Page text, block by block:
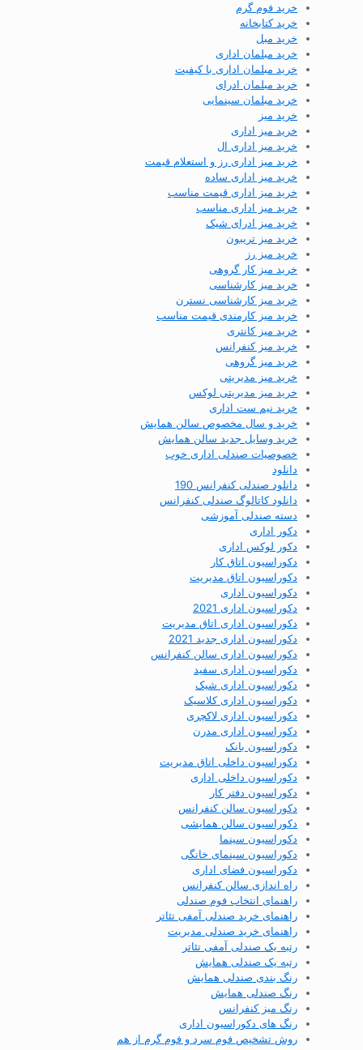
خرید فوم گرم
خرید کتابخانه
خرید مبل
خرید مبلمان اداری
خرید مبلمان اداری با کیفیت
خرید مبلمان ادرای
خرید مبلمان سینمایی
خرید میز
خرید میز اداری
خرید میز اداری ال
خرید میز اداری رز و استعلام قیمت
خرید میز اداری ساده
خرید میز اداری قیمت مناسب
خرید میز اداری مناسب
خرید میز ادرای شیک
خرید میز تریبون
خرید میز رز
خرید میز کار گروهی
خرید میز کارشناسی
خرید میز کارشناسی نسترن
خرید میز کارمندی قیمت مناسب
خرید میز کانتری
خرید میز کنفرانس
خرید میز گروهی
خرید میز مدیریتی
خرید میز مدیریتی لوکس
خرید نیم ست اداری
خرید و سال مخصوص سالن همایش
خرید وسایل جدید سالن همایش
خصوصیات صندلی اداری خوب
دانلود
دانلود صندلی کنفرانس 190
دانلود کاتالوگ صندلی کنفرانس
دسته صندلی آموزشی
دکور اداری
دکور لوکس اداری
دکوراسیون اتاق کار
دکوراسیون اتاق مدیریت
دکوراسیون اداری
دکوراسیون اداری 2021
دکوراسیون اداری اتاق مدیریت
دکوراسیون اداری جدید 2021
دکوراسیون اداری سالن کنفرانس
دکوراسیون اداری سفید
دکوراسیون اداری شیک
دکوراسیون اداری کلاسیک
دکوراسیون اداری لاکچری
دکوراسیون اداری مدرن
دکوراسیون بانک
دکوراسیون داخلی اتاق مدیریت
دکوراسیون داخلی اداری
دکوراسیون دفتر کار
دکوراسیون سالن کنفرانس
دکوراسیون سالن همایشی
دکوراسیون سینما
دکوراسیون سینمای خانگی
دکوراسیون فضای اداری
راه اندازی سالن کنفرانس
راهنمای انتخاب فوم صندلی
راهنمای خرید صندلی آمفی تئاتر
راهنمای خرید صندلی مدیریت
رتبه یک صندلی آمفی تئاتر
رتبه یک صندلی همایش
رنگ بندی صندلی همایش
رنگ صندلی همایش
رنگ میز کنفرانس
رنگ های دکوراسیون اداری
روش تشخیص فوم سرد و فوم گرم از هم